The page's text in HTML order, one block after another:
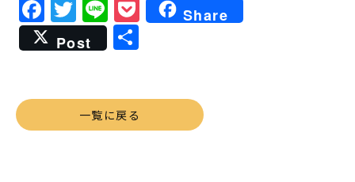
Facebook
Twitter
LinePocket
Share
Post
共
一覧に戻る